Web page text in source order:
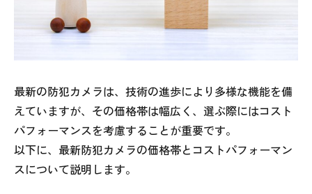
最新の防犯カメラは、技術の進歩により多様な機能を備
えていますが、その価格帯は幅広く、選ぶ際にはコスト
パフォーマンスを考慮することが重要です。
以下に、最新防犯カメラの価格帯とコストパフォーマン
スについて説明します。